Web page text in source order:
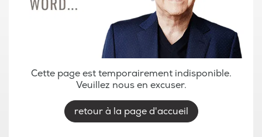
Cette page est temporairement indisponible.
Veuillez nous en excuser.
retour à la page d'accueil